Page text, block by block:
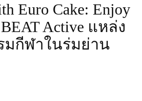
Euro Cake: Enjoy
BEAT Active แหล่ง
มกีฬาในร่มย่าน